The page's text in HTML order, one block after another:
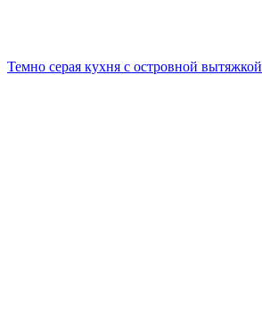
Темно серая кухня с островной вытяжкой